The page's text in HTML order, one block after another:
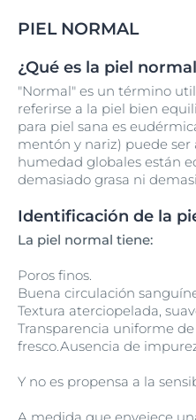
PIEL NORMAL
¿Qué es la piel
"Normal" es un término
referirse a la piel bien
para piel sana es
mentón y nariz) puede ser
humedad globales están
demasiado grasa ni
Identificación de la
La piel normal tiene:
Poros finos.
Buena circulación
Textura aterciopelada,
Transparencia uniforme de
fresco.Ausencia de
Y no es propensa a la